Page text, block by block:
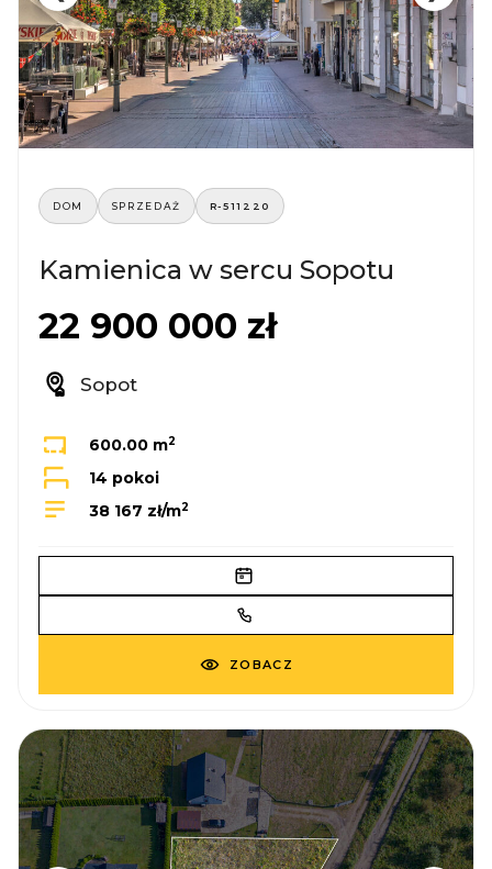
DOM SPRZEDAŻ R-511220
Kamienica w sercu Sopotu
22 900 000 zł
Sopot
600.00 m2
14 pokoi
38 167 zł/m2
ZOBACZ